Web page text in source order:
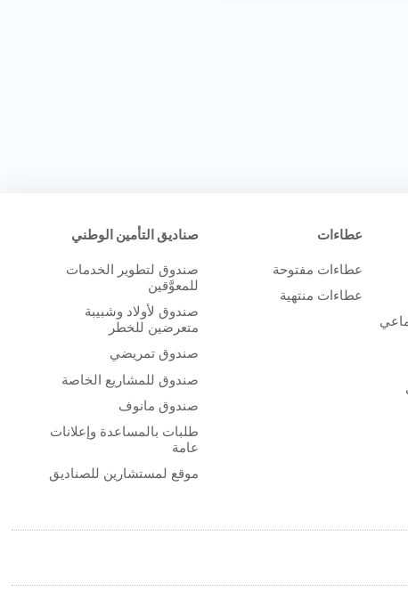
عطاءات
عطاءات مفتوحة
عطاءات منتهية
صناديق التأمين الوطني
صندوق لتطوير الخدمات
للمعوَّقين
صندوق لأولاد وشبيبة
متعرضين للخطر
صندوق تمريضي
صندوق للمشاريع الخاصة
صندوق مانوف
طلبات بالمساعدة وإعلانات
عامة
موقع لمستشارين للصناديق